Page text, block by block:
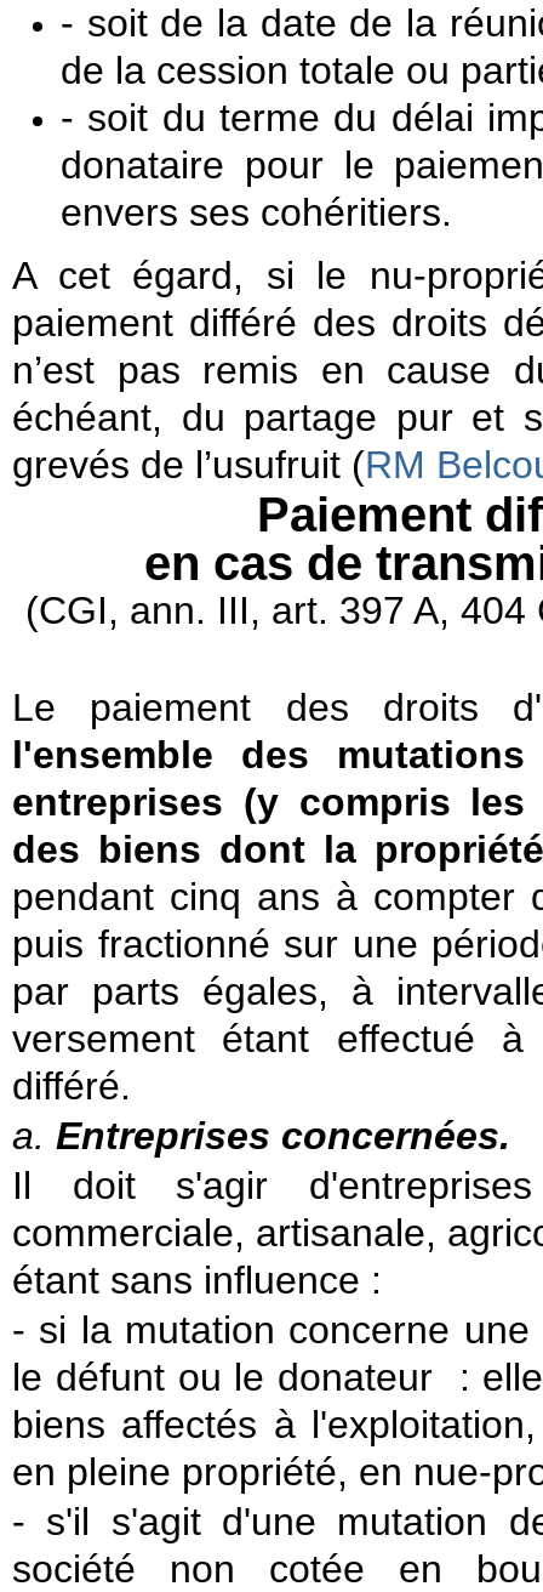
- soit de la date de la
de la cession totale ou
- soit du terme du délai
donataire pour le
envers ses cohéritiers.
A cet égard, si le nu-
paiement différé des droits
n’est pas remis en cause
échéant, du partage pur et
grevés de l’usufruit (RM
Paiement
en cas de
(CGI, ann. III, art. 397 A, 404
Le paiement des droits
l'ensemble des
entreprises (y compris
des biens dont la
pendant cinq ans à compter
puis fractionné sur une
par parts égales, à
versement étant effectué
différé.
a. Entreprises concernées.
Il doit s'agir
commerciale, artisanale,
étant sans influence :
- si la mutation concerne
le défunt ou le donateur :
biens affectés à
en pleine propriété, en nue-
- s'il s'agit d'une mutation
société non cotée en